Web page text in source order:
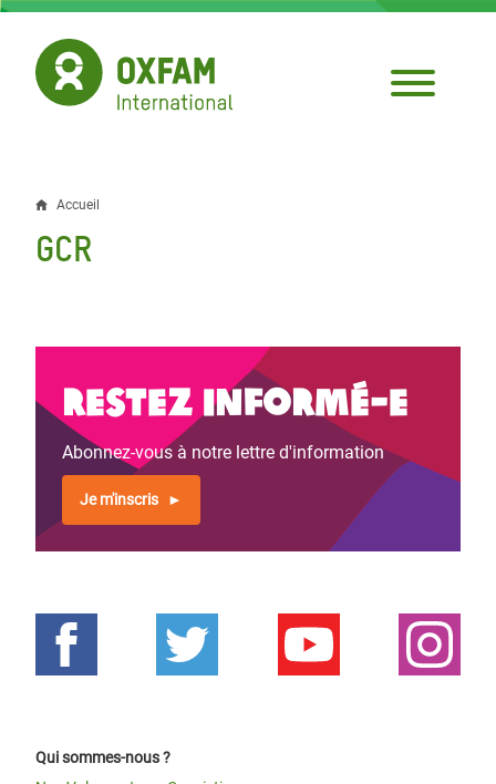
Aller
contenu
principal
Fil
d'Ariane
Accueil
GCR
Restez informé-e
Abonnez-vous à notre lettre d'information
Je m'inscris
Qui sommes-nous ?